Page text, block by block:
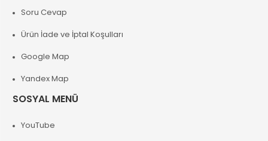
Soru Cevap
Ürün İade ve İptal Koşulları
Google Map
Yandex Map
SOSYAL MENÜ
YouTube